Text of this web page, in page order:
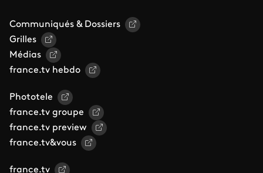
Communiqués & Dossiers
Grilles
Médias
france.tv hebdo
Phototele
france.tv groupe
france.tv preview
france.tv&vous
france.tv